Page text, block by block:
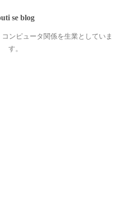
se blog
ンピュータ関係を生業としていま
す。